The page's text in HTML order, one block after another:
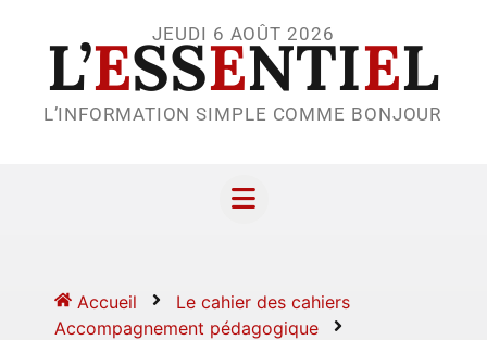
JEUDI 6 AOÛT 2026
L’ESSENTIEL
L’INFORMATION SIMPLE COMME BONJOUR
Accueil
Le cahier des cahiers
Accompagnement pédagogique